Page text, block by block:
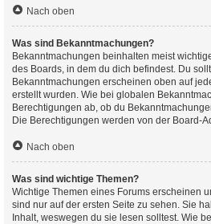
Nach oben
Was sind Bekanntmachungen?
Bekanntmachungen beinhalten meist
des Boards, in dem du dich befindest. Du
Bekanntmachungen erscheinen oben auf
erstellt wurden. Wie bei globalen
Berechtigungen ab, ob du
Die Berechtigungen werden von der Board-
Nach oben
Was sind wichtige Themen?
Wichtige Themen eines Forums erscheinen
sind nur auf der ersten Seite zu sehen. Sie
Inhalt, weswegen du sie lesen solltest. Wie